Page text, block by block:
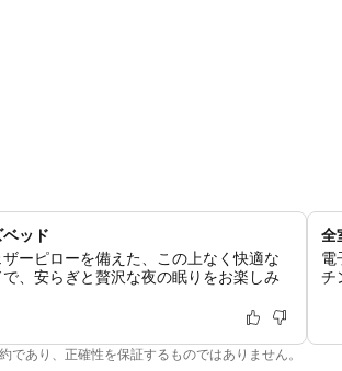
ッド
ザーピローを備えた、この上なく快適な
、安らぎと贅沢な夜の眠りをお楽しみ
全
電
チ
であり、正確性を保証するものではありません。